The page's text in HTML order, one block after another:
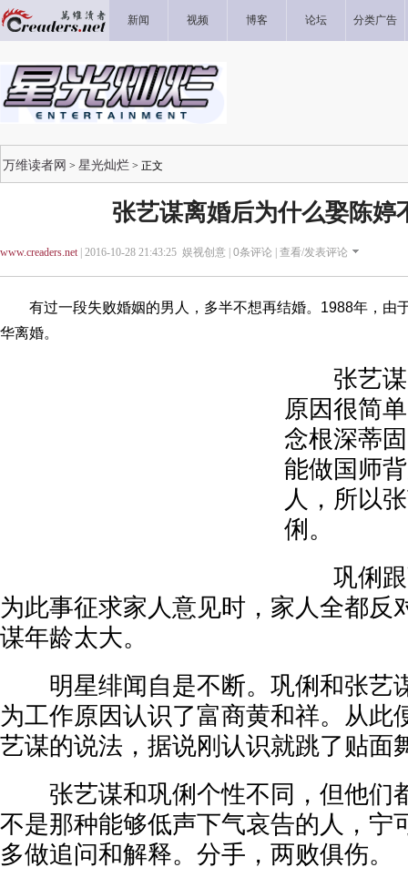
新闻 视频 博客 论坛 分类广告
万维读者网 > 星光灿烂 > 正文
张艺谋离婚后为什么娶陈婷
www.creaders.net| 2016-10-28 21:43:25 娱视创意 | 0条评论 | 查看/发表评论
有过一段失败婚姻的男人，多半不想再结婚。1988年，由
华离婚。
张艺谋
原因很简
念根深蒂
能做国师
人，所以
俐。
巩俐跟
为此事征求家人意见时，家人全都反
谋年龄太大。
明星绯闻自是不断。巩俐和张艺
为工作原因认识了富商黄和祥。从此
艺谋的说法，据说刚认识就跳了贴面
张艺谋和巩俐个性不同，但他们
不是那种能够低声下气哀告的人，宁
多做追问和解释。分手，两败俱伤。